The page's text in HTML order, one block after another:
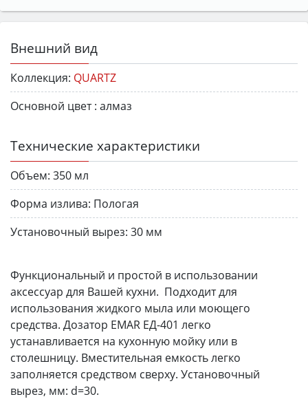
Внешний вид
Коллекция: QUARTZ
Основной цвет : алмаз
Технические характеристики
Объем: 350 мл
Форма излива: Пологая
Установочный вырез: 30 мм
Функциональный и простой в использовании
аксессуар для Вашей кухни. Подходит для
использования жидкого мыла или моющего
средства. Дозатор EMAR ЕД-401 легко
устанавливается на кухонную мойку или в
столешницу. Вместительная емкость легко
заполняется средством сверху. Установочный
вырез, мм: d=30.